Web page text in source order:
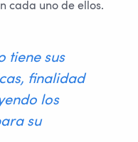
cada uno de ellos.
tiene sus
finalidad
los
su